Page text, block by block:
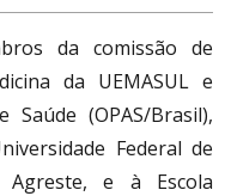
da comissão de
da UEMASUL e
Saúde (OPAS/Brasil),
Federal de
Agreste, e à Escola